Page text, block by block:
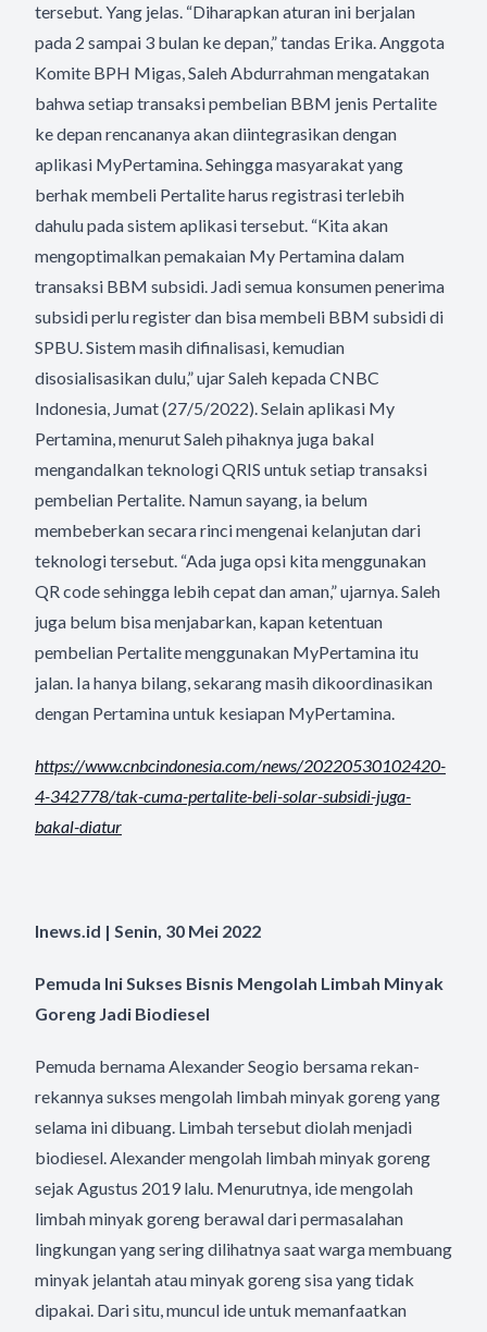
tersebut. Yang jelas. “Diharapkan aturan ini berjalan
pada 2 sampai 3 bulan ke depan,” tandas Erika. Anggota
Komite BPH Migas, Saleh Abdurrahman mengatakan
bahwa setiap transaksi pembelian BBM jenis Pertalite
ke depan rencananya akan diintegrasikan dengan
aplikasi MyPertamina. Sehingga masyarakat yang
berhak membeli Pertalite harus registrasi terlebih
dahulu pada sistem aplikasi tersebut. “Kita akan
mengoptimalkan pemakaian My Pertamina dalam
transaksi BBM subsidi. Jadi semua konsumen penerima
subsidi perlu register dan bisa membeli BBM subsidi di
SPBU. Sistem masih difinalisasi, kemudian
disosialisasikan dulu,” ujar Saleh kepada CNBC
Indonesia, Jumat (27/5/2022). Selain aplikasi My
Pertamina, menurut Saleh pihaknya juga bakal
mengandalkan teknologi QRIS untuk setiap transaksi
pembelian Pertalite. Namun sayang, ia belum
membeberkan secara rinci mengenai kelanjutan dari
teknologi tersebut. “Ada juga opsi kita menggunakan
QR code sehingga lebih cepat dan aman,” ujarnya. Saleh
juga belum bisa menjabarkan, kapan ketentuan
pembelian Pertalite menggunakan MyPertamina itu
jalan. Ia hanya bilang, sekarang masih dikoordinasikan
dengan Pertamina untuk kesiapan MyPertamina.
https://www.cnbcindonesia.com/news/20220530102420-
4-342778/tak-cuma-pertalite-beli-solar-subsidi-juga-
bakal-diatur
Inews.id | Senin, 30 Mei 2022
Pemuda Ini Sukses Bisnis Mengolah Limbah Minyak
Goreng Jadi Biodiesel
Pemuda bernama Alexander Seogio bersama rekan-
rekannya sukses mengolah limbah minyak goreng yang
selama ini dibuang. Limbah tersebut diolah menjadi
biodiesel. Alexander mengolah limbah minyak goreng
sejak Agustus 2019 lalu. Menurutnya, ide mengolah
limbah minyak goreng berawal dari permasalahan
lingkungan yang sering dilihatnya saat warga membuang
minyak jelantah atau minyak goreng sisa yang tidak
dipakai. Dari situ, muncul ide untuk memanfaatkan